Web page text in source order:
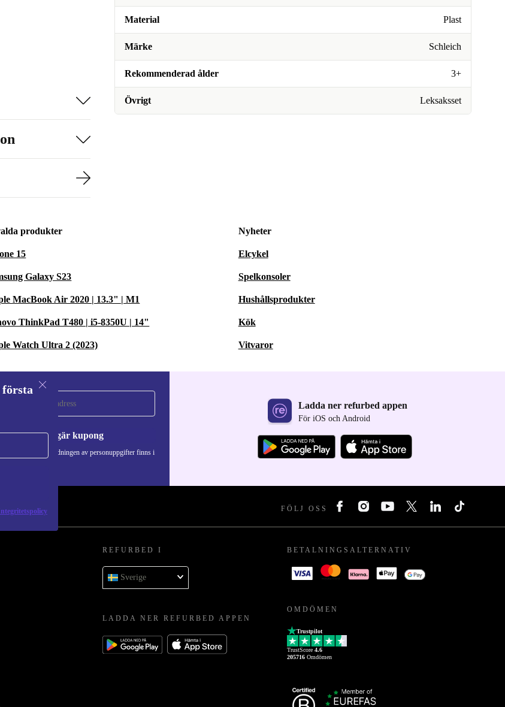
Material Plast
Märke Schleich
Rekommenderad ålder 3+
Övrigt Leksaksset
produkter
15
Galaxy S23
MacBook Air 2020 | 13.3" | M1
ThinkPad T480 | i5-8350U | 14"
Watch Ultra 2 (2023)
Nyheter
Elcykel
Spelkonsoler
Hushållsprodukter
Kök
Vitvaror
Integritetspolicy
Begär kupong
om användningen av personuppgifter finns i
Ladda ner refurbed appen
För iOS och Android
FÖLJ OSS
REFURBED I
Sverige
LADDA NER REFURBED APPEN
BETALNINGSALTERNATIV
OMDÖMEN
Trustpilot
TrustScore 4.6
205716 Omdömen